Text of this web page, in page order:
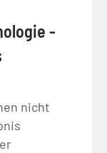
-
nicht